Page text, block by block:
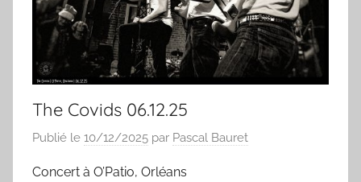
The Covids 06.12.25
Publié le 10/12/2025 par Pascal Bauret
Concert à O’Patio, Orléans